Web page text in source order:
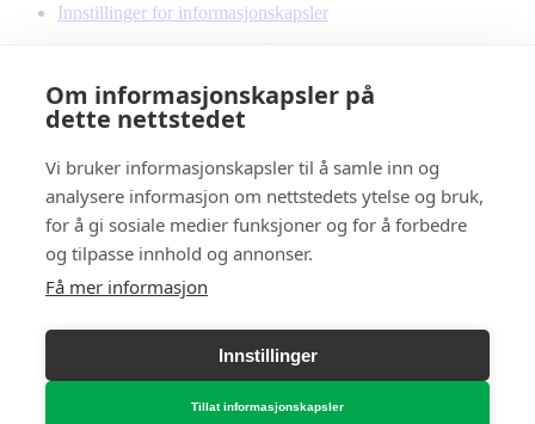
Om informasjonskapsler på
dette nettstedet
Vi bruker informasjonskapsler til å samle inn og
analysere informasjon om nettstedets ytelse og bruk,
for å gi sosiale medier funksjoner og for å forbedre
og tilpasse innhold og annonser.
Få mer informasjon
Innstillinger
Tillat informasjonskapsler
Innstillinger for informasjonskapsler